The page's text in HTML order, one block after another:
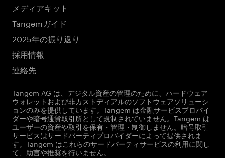
メディアキット
Tangemガイド
2025年の振り返り
採用情報
連絡先
Tangem AG は、デジタル資産の管理のために、ハードウェア
ウォレットおよび非カストディアルのソフトウェアソリューシ
ョンのみを提供しています。Tangem は金融サービスプロバイ
ダーや暗号通貨取引所として規制されていません。Tangem は
ユーザーの資産や取引を保有・管理・制御しません。暗号取引
サービスはサードパーティプロバイダーによって提供されま
す。Tangem はこれらのサードパーティサービスの利用に関し
て、助言や推奨を行いません。